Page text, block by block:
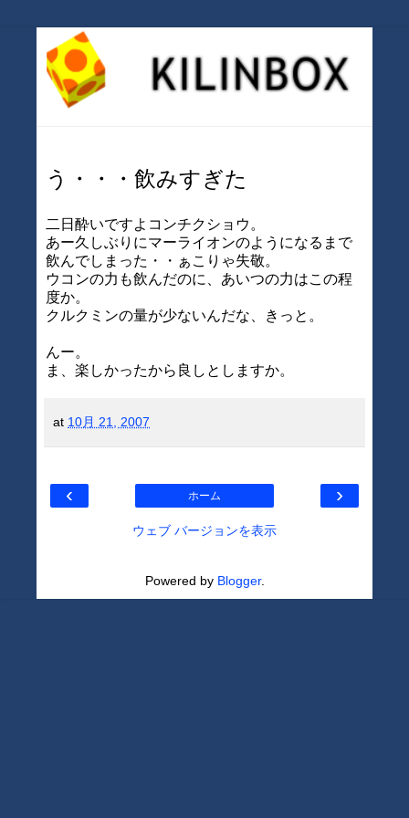
う・・・飲みすぎた
二日酔いですよコンチクショウ。
あー久しぶりにマーライオンのようになるまで
飲んでしまった・・ぁこりゃ失敬。
ウコンの力も飲んだのに、あいつの力はこの程
度か。
クルクミンの量が少ないんだな、きっと。
んー。
ま、楽しかったから良しとしますか。
at 10月 21, 2007
‹ ›
ホーム
ウェブ バージョンを表示
Powered by Blogger.